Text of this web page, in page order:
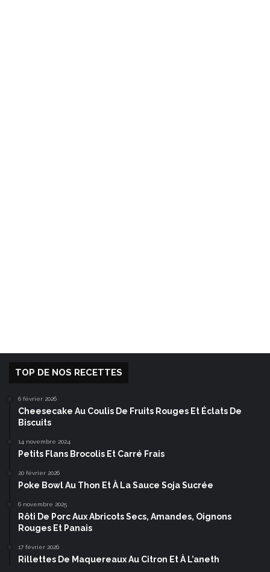
TOP DE NOS RECETTES
6 février 2026
Cheesecake Au Coulis De Fruits Rouges Et Éclats De
Biscuits
14 novembre 2024
Petits Flans Brocolis Et Carré Frais
20 février 2026
Poke Bowl Au Thon Et À La Sauce Soja Sucrée
6 novembre 2025
Rôti De Porc Aux Abricots Secs, Amandes, Oignons
Rouges Et Panais
17 février 2026
Rillettes De Maquereaux Au Citron Et À L’aneth